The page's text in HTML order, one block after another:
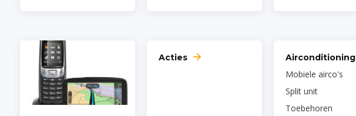
Acties Airconditioning
Mobiele airco's
Split unit
Toebehoren